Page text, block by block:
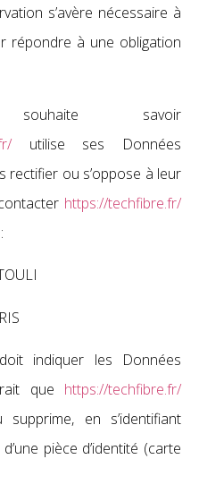
s’avère nécessaire à
répondre à une obligation
savoir
utilise ses Données
rectifier ou s’oppose à leur
https://techfibre.fr/
indiquer les Données
que https://techfibre.fr/
en s’identifiant
pièce d’identité (carte